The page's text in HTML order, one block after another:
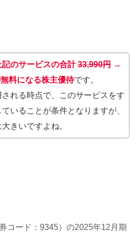
記のサービスの合計33,990円→
料になる株主優待です。
れる時点で、このサービスをす
いることが条件となりますが、
きいですよね。
コード：9345）の2025年12月期